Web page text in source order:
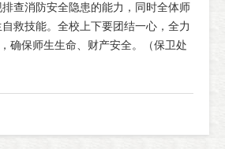
查消防安全隐患的能力，同时全体师
救技能。全校上下要团结一心，全力
确保师生生命、财产安全。（保卫处